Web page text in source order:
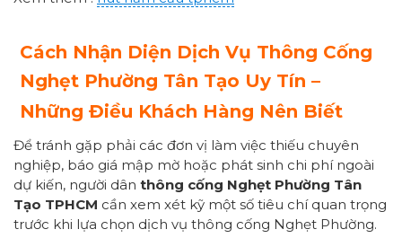
Cách Nhận Diện Dịch Vụ Thông Cống
Nghẹt Phường Tân Tạo Uy Tín –
Những Điều Khách Hàng Nên Biết
Để tránh gặp phải các đơn vị làm việc thiếu chuyên
nghiệp, báo giá mập mờ hoặc phát sinh chi phí ngoài
dự kiến, người dân thông cống Nghẹt Phường Tân
Tạo TPHCM cần xem xét kỹ một số tiêu chí quan trọng
trước khi lựa chọn dịch vụ thông cống Nghẹt Phường.